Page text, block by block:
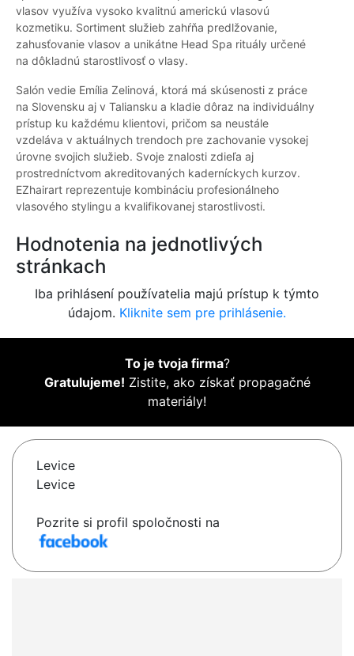
vlasov využíva vysoko kvalitnú americkú vlasovú
kozmetiku. Sortiment služieb zahŕňa predlžovanie,
zahusťovanie vlasov a unikátne Head Spa rituály určené
na dôkladnú starostlivosť o vlasy.
Salón vedie Emília Zelinová, ktorá má skúsenosti z práce
na Slovensku aj v Taliansku a kladie dôraz na individuálny
prístup ku každému klientovi, pričom sa neustále
vzdeláva v aktuálnych trendoch pre zachovanie vysokej
úrovne svojich služieb. Svoje znalosti zdieľa aj
prostredníctvom akreditovaných kaderníckych kurzov.
EZhairart reprezentuje kombináciu profesionálneho
vlasového stylingu a kvalifikovanej starostlivosti.
Hodnotenia na jednotlivých
stránkach
Iba prihlásení používatelia majú prístup k týmto
údajom. Kliknite sem pre prihlásenie.
To je tvoja firma?
Gratulujeme! Zistite, ako získať propagačné
materiály!
Levice
Levice
Pozrite si profil spoločnosti na